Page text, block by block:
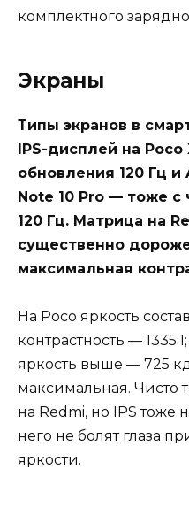
комплектного
Экраны
Типы экранов в
IPS-дисплей на Poco
обновления 120 Гц и
Note 10 Pro — тоже с
120 Гц. Матрица на
существенно
максимальная
На Poco яркость
контрастность —
яркость выше — 725
максимальная. Чисто
на Redmi, но IPS тоже
него не болят глаза
яркости.